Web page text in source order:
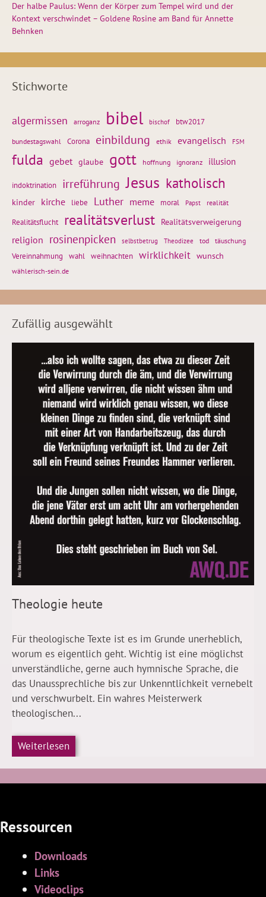
Der halbe Paulus: Wenn der Körper zum Tempel wird und der
Kontext verschwindet – Goldene Rosine am Band für Annette
Behnken
Stichworte
algermissen arroganz bibel bischof btw2017
bundestagswahl Corona einbildung ethik evangelisch FSM
fulda gebet glaube gott hoffnung ignoranz illusion
indoktrination irreführung Jesus katholisch
kinder kirche liebe Luther meme moral Papst realität
Realitätsflucht realitätsverlust Realitätsverweigerung
religion rosinenpicken selbstbetrug Theodizee tod täuschung
Vereinnahmung wahl weihnachten wirklichkeit wunsch
wählerisch-sein.de
Zufällig ausgewählt
Theologie heute
Für theologische Texte ist es im Grunde unerheblich,
worum es eigentlich geht. Wichtig ist eine möglichst
unverständliche, gerne auch hymnische Sprache, die
das Unaussprechliche bis zur Unkenntlichkeit vernebelt
und verschwurbelt. Ein wahres Meisterwerk
theologischen...
Weiterlesen
Ressourcen
Downloads
Links
Videoclips